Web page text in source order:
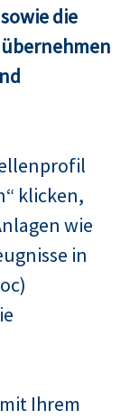
die
klicken,
wie
in
Ihrem